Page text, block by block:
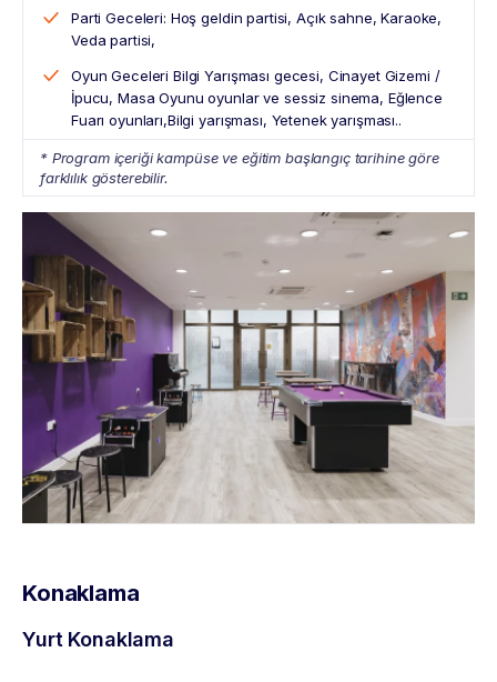
Parti Geceleri: Hoş geldin partisi, Açık sahne, Karaoke,
Veda partisi,
Oyun Geceleri Bilgi Yarışması gecesi, Cinayet Gizemi /
İpucu, Masa Oyunu oyunlar ve sessiz sinema, Eğlence
Fuarı oyunları,Bilgi yarışması, Yetenek yarışması..
* Program içeriği kampüse ve eğitim başlangıç tarihine göre
farklılık gösterebilir.
Konaklama
Yurt Konaklama